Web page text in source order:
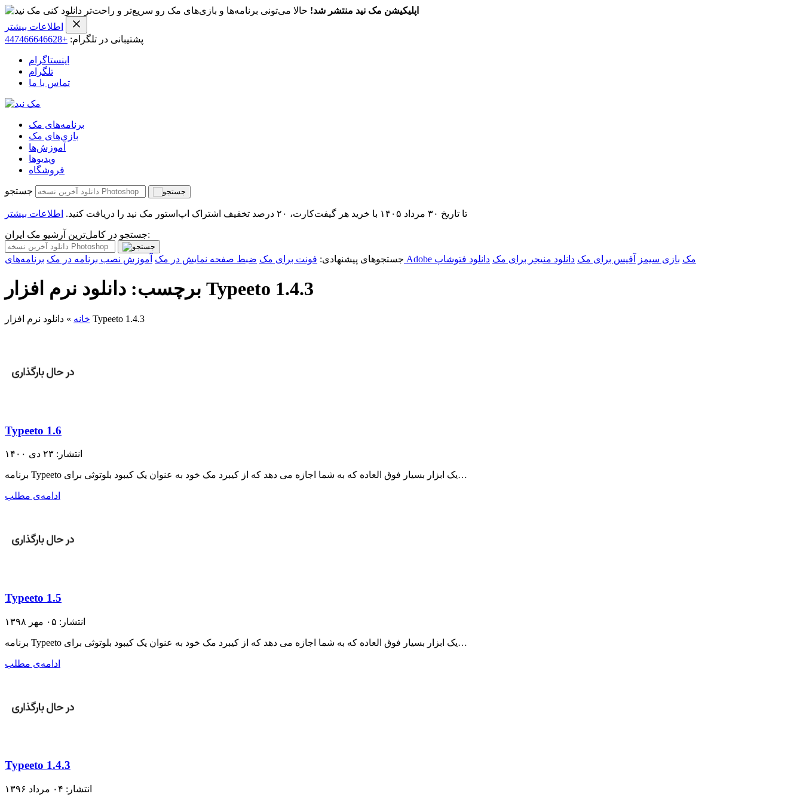
اپلیکیشن مک نید منتشر شد! حالا می‌تونی برنامه‌ها و بازی‌های مک رو سریع‌تر و راحت‌تر دانلود کنی
اطلاعات بیشتر
پشتیبانی در تلگرام: +447466646628
اینستاگرام
تلگرام
تماس با ما
برنامه‌های مک
بازی‌های مک
آموزش‌ها
ویدیو‌ها
فروشگاه
جستجو
تا تاریخ ۳۰ مرداد ۱۴۰۵ با خرید هر گیفت‌کارت، ۲۰ درصد تخفیف اشتراک اپ‌استور مک نید را دریافت کنید. اطلاعات بیشتر
جستجو در کامل‌ترین آرشیو مک ایران:
جستجوهای پیشنهادی: فونت برای مک ضبط صفحه نمایش در مک آموزش نصب برنامه در مک برنامه‌های Adobe مک بازی سیمز آفیس برای مک دانلود منیجر برای مک دانلود فتوشاپ
برچسب: دانلود نرم افزار Typeeto 1.4.3
خانه » دانلود نرم افزار Typeeto 1.4.3
Typeeto 1.6
انتشار: ۲۳ دی ۱۴۰۰
برنامه Typeeto یک ابزار بسیار فوق العاده که به شما اجازه می دهد که از کیبرد مک خود به عنوان یک کیبود بلوتوثی برای…
ادامه‌ی مطلب
Typeeto 1.5
انتشار: ۰۵ مهر ۱۳۹۸
برنامه Typeeto یک ابزار بسیار فوق العاده که به شما اجازه می دهد که از کیبرد مک خود به عنوان یک کیبود بلوتوثی برای…
ادامه‌ی مطلب
Typeeto 1.4.3
انتشار: ۰۴ مرداد ۱۳۹۶